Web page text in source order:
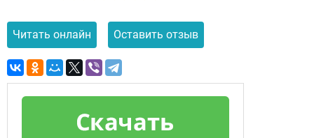
Читать онлайн Оставить отзыв